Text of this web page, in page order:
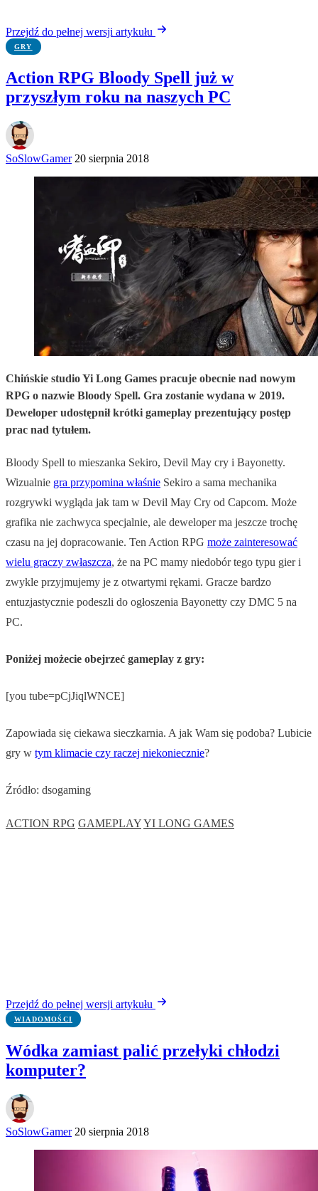
Przejdź do pełnej wersji artykułu
GRY
Action RPG Bloody Spell już w
przyszłym roku na naszych PC
SoSlowGamer 20 sierpnia 2018
Chińskie studio Yi Long Games pracuje obecnie nad nowym
RPG o nazwie Bloody Spell. Gra zostanie wydana w 2019.
Deweloper udostępnił krótki gameplay prezentujący postęp
prac nad tytułem.
Bloody Spell to mieszanka Sekiro, Devil May cry i Bayonetty.
Wizualnie gra przypomina właśnie Sekiro a sama mechanika
rozgrywki wygląda jak tam w Devil May Cry od Capcom. Może
grafika nie zachwyca specjalnie, ale deweloper ma jeszcze trochę
czasu na jej dopracowanie. Ten Action RPG może zainteresować
wielu graczy zwłaszcza, że na PC mamy niedobór tego typu gier i
zwykle przyjmujemy je z otwartymi rękami. Gracze bardzo
entuzjastycznie podeszli do ogłoszenia Bayonetty czy DMC 5 na
PC.
Poniżej możecie obejrzeć gameplay z gry:
[you tube=pCjJiqlWNCE]
Zapowiada się ciekawa sieczkarnia. A jak Wam się podoba? Lubicie
gry w tym klimacie czy raczej niekoniecznie?
Źródło: dsogaming
ACTION RPG GAMEPLAYYI LONG GAMES
Przejdź do pełnej wersji artykułu
WIADOMOŚCI
Wódka zamiast palić przełyki chłodzi
komputer?
SoSlowGamer 20 sierpnia 2018